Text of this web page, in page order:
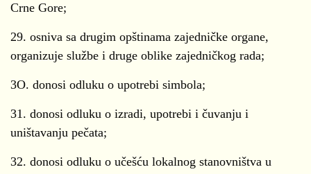
Crne Gore;
29. osniva sa drugim opštinama zajedničke organe,
organizuje službe i druge oblike zajedničkog rada;
3O. donosi odluku o upotrebi simbola;
31. donosi odluku o izradi, upotrebi i čuvanju i
uništavanju pečata;
32. donosi odluku o učešću lokalnog stanovništva u